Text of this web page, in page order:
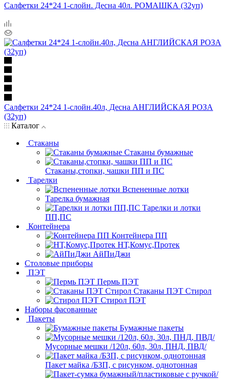
Салфетки 24*24 1-слойн. Десна 40л. РОМАШКА (32уп)
Салфетки 24*24 1-слойн.40л, Десна АНГЛИЙСКАЯ РОЗА
(32уп)
Каталог
Стаканы
Стаканы бумажные
Стаканы,стопки, чашки ПП и ПС
Тарелки
Вспененные лотки
Тарелка бумажная
Тарелки и лотки
ПП,ПС
Контейнера
Контейнера ПП
НТ,Комус,Протек
АйПиДжи
Столовые приборы
ПЭТ
Пермь ПЭТ
Стаканы ПЭТ Стирол
Стирол ПЭТ
Наборы фасованные
Пакеты
Бумажные пакеты
Мусорные мешки /120л, 60л, 30л, ПНД, ПВД/
Пакет майка /БЗП, с рисунком, однотонная